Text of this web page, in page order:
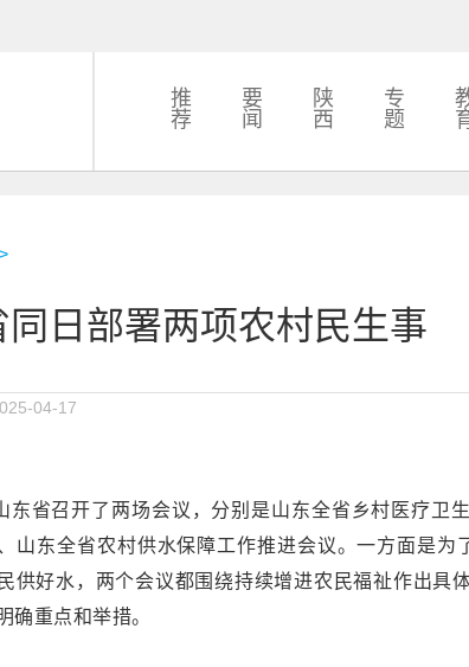
推
荐
要
闻
陕
西
专
题
同日部署两项农村民生事
04-17
东省召开了两场会议，分别是山东全省乡村医疗卫
山东全省农村供水保障工作推进会议。一方面是为
供好水，两个会议都围绕持续增进农民福祉作出具
确重点和举措。